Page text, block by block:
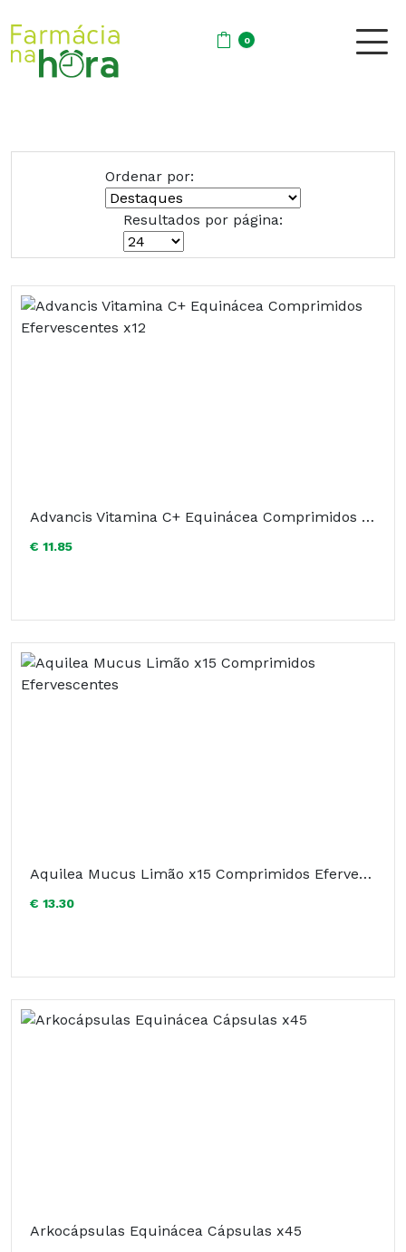
0
Ordenar por:
Resultados por página:
Advancis Vitamina C+ Equinácea Comprimidos Efervescentes x12
€ 11.85
Aquilea Mucus Limão x15 Comprimidos Efervescentes
€ 13.30
Arkocápsulas Equinácea Cápsulas x45